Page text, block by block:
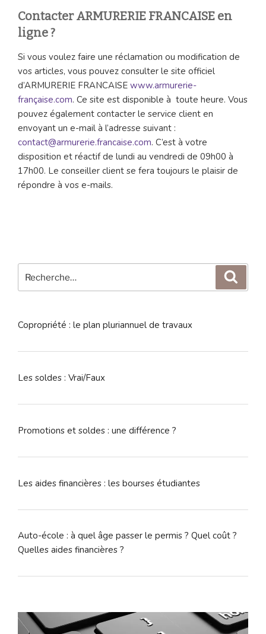
Contacter ARMURERIE FRANCAISE en
ligne ?
Si vous voulez faire une réclamation ou modification de
vos articles, vous pouvez consulter le site officiel
d’ARMURERIE FRANCAISE www.armurerie-
française.com. Ce site est disponible à toute heure. Vous
pouvez également contacter le service client en
envoyant un e-mail à l’adresse suivant :
contact@armurerie.francaise.com. C’est à votre
disposition et réactif de lundi au vendredi de 09h00 à
17h00. Le conseiller client se fera toujours le plaisir de
répondre à vos e-mails.
pour
Copropriété : le plan pluriannuel de travaux
Les soldes : Vrai/Faux
Promotions et soldes : une différence ?
Les aides financières : les bourses étudiantes
Auto-école : à quel âge passer le permis ? Quel coût ?
Quelles aides financières ?